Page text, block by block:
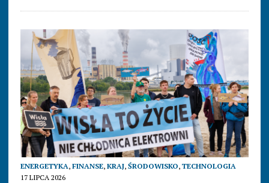
ENERGETYKA, FINANSE, KRAJ, ŚRODOWISKO, TECHNOLOGIA
17 LIPCA 2026